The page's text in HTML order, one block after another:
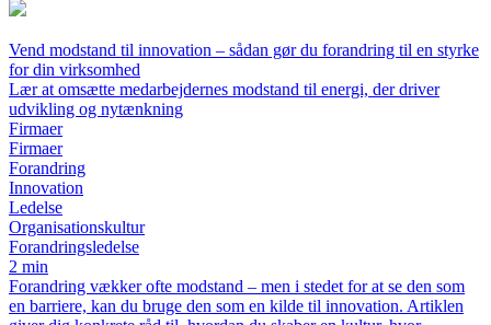
Vend modstand til innovation – sådan gør du forandring til en styrke
for din virksomhed
Lær at omsætte medarbejdernes modstand til energi, der driver
udvikling og nytænkning
Firmaer
Firmaer
Forandring
Innovation
Ledelse
Organisationskultur
Forandringsledelse
2 min
Forandring vækker ofte modstand – men i stedet for at se den som
en barriere, kan du bruge den som en kilde til innovation. Artiklen